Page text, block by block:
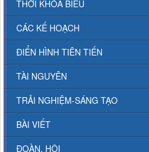
THỜI KHÓA BIỂU
CÁC KẾ HOẠCH
ĐIỂN HÌNH TIÊN TIẾN
TÀI NGUYÊN
TRẢI NGHIỆM-SÁNG TẠO
BÀI VIẾT
ĐOÀN, HỘI